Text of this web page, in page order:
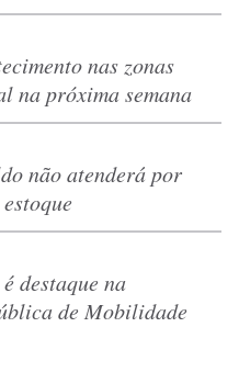
nas zonas
na próxima semana
não atenderá por
destaque na
de Mobilidade